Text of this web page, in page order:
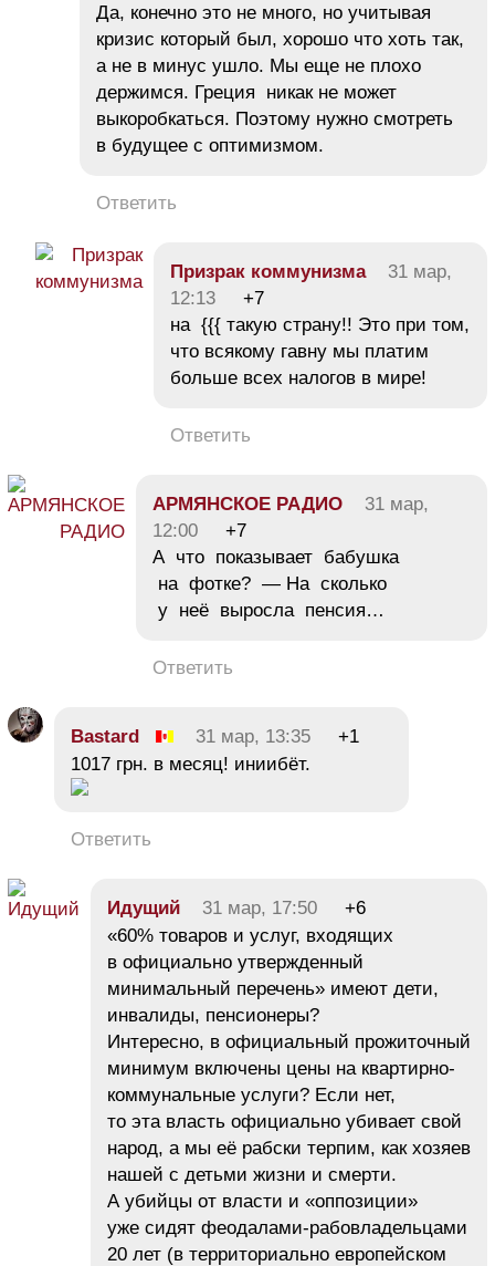
Да, конечно это не много, но учитывая
кризис который был, хорошо что хоть так,
а не в минус ушло. Мы еще не плохо
держимся. Греция никак не может
выкоробкаться. Поэтому нужно смотреть
в будущее с оптимизмом.
Ответить
Призрак коммунизма
31 мар,
12:13
+7
на {{{ такую страну!! Это при том,
что всякому гавну мы платим
больше всех налогов в мире!
Ответить
АРМЯНСКОЕ РАДИО
31 мар,
12:00
+7
А что показывает бабушка
на фотке? — На сколько
у неё выросла пенсия…
Ответить
Bastard 31 мар, 13:35
+1
1017 грн. в месяц! иниибёт.
Ответить
Идущий 31 мар, 17:50
+6
«60% товаров и услуг, входящих
в официально утвержденный
минимальный перечень» имеют дети,
инвалиды, пенсионеры?
Интересно, в официальный прожиточный
минимум включены цены на квартирно-
коммунальные услуги? Если нет,
то эта власть официально убивает свой
народ, а мы её рабски терпим, как хозяев
нашей с детьми жизни и смерти.
А убийцы от власти и «оппозиции»
уже сидят феодалами-рабовладельцами
20 лет (в территориально европейском